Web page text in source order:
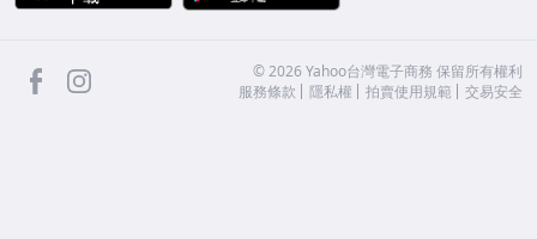
facebook ©2026 Yahoo台灣電子商務 保留所有權利
服務條款
隱私權 拍賣使用規範 交易安全